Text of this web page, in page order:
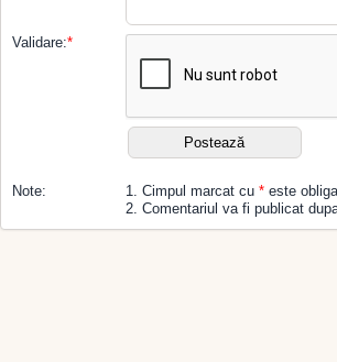
Validare:*
Note: 1. Cimpul marcat cu * este
2. Comentariul va fi publicat